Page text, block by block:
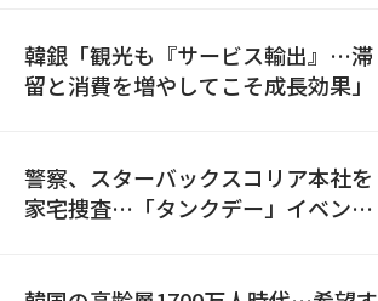
韓銀「観光も『サービス輸出』…滞
留と消費を増やしてこそ成長効果」
警察、スターバックスコリア本社を
家宅捜査…「タンクデー」イベント